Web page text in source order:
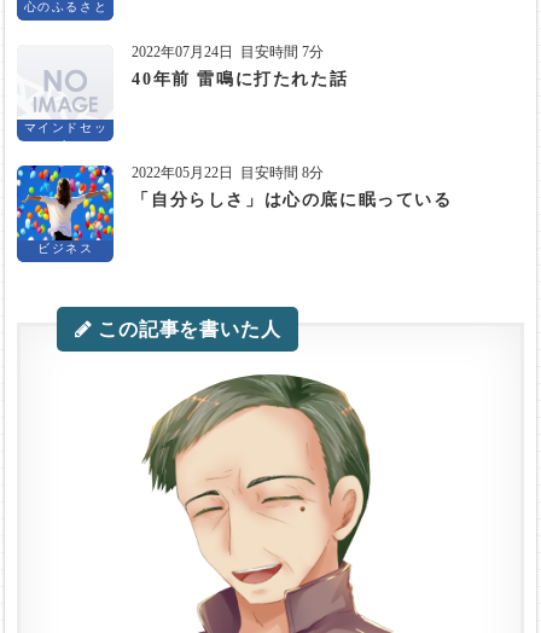
心のふるさと
マインドセッ
ト
2022年07月24日 目安時間 7分
40年前 雷鳴に打たれた話
ビジネス
2022年05月22日 目安時間 8分
「自分らしさ」は心の底に眠っている
この記事を書いた人